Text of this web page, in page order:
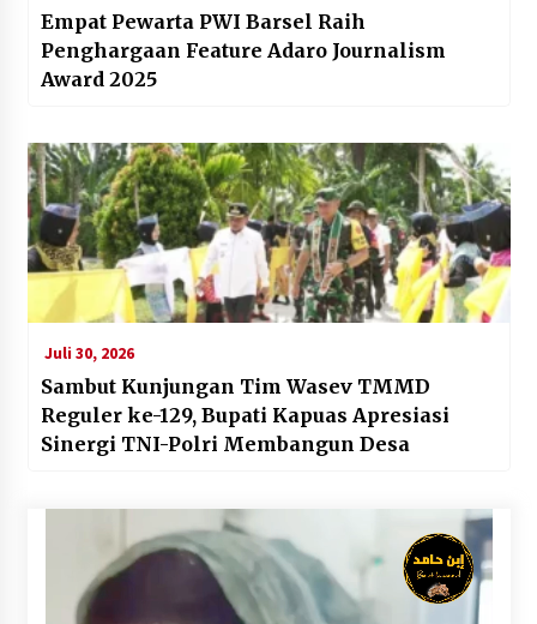
Empat Pewarta PWI Barsel Raih
Penghargaan Feature Adaro Journalism
Award 2025
Juli 30, 2026
Sambut Kunjungan Tim Wasev TMMD
Reguler ke-129, Bupati Kapuas Apresiasi
Sinergi TNI-Polri Membangun Desa